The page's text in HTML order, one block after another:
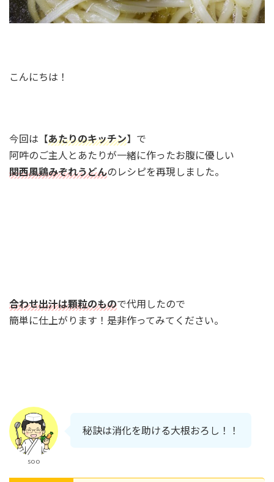
こんにちは！
今回は【あたりのキッチン】で
阿吽のご主人とあたりが一緒に作ったお腹に優しい
関西風鶏みぞれうどんのレシピを再現しました。
合わせ出汁は顆粒のもので代用したので
簡単に仕上がります！是非作ってみてください。
soo
秘訣は消化を助ける大根おろし！！